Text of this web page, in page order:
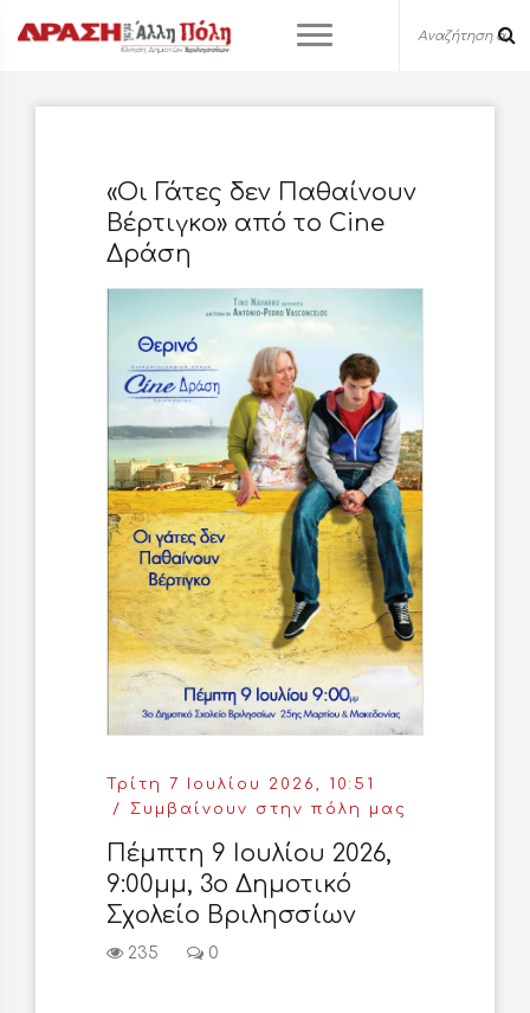
«Οι Γάτες δεν Παθαίνουν
Βέρτιγκο» από το Cine
Δράση
Τρίτη 7 Ιουλίου 2026, 10:51
Συμβαίνουν στην πόλη μας
Πέμπτη 9 Ιουλίου 2026,
9:00μμ, 3ο Δημοτικό
Σχολείο Βριλησσίων
235 0